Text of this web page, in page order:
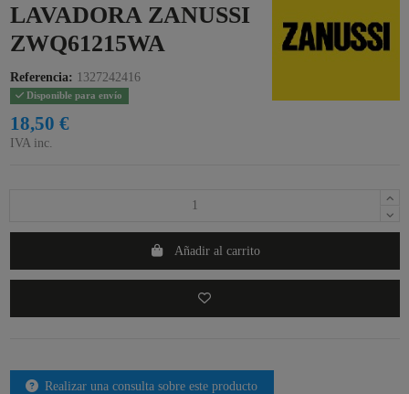
LAVADORA ZANUSSI
ZWQ61215WA
Referencia: 1327242416
Disponible para envío
18,50 €
IVA inc.
Añadir al carrito
Realizar una consulta sobre este producto